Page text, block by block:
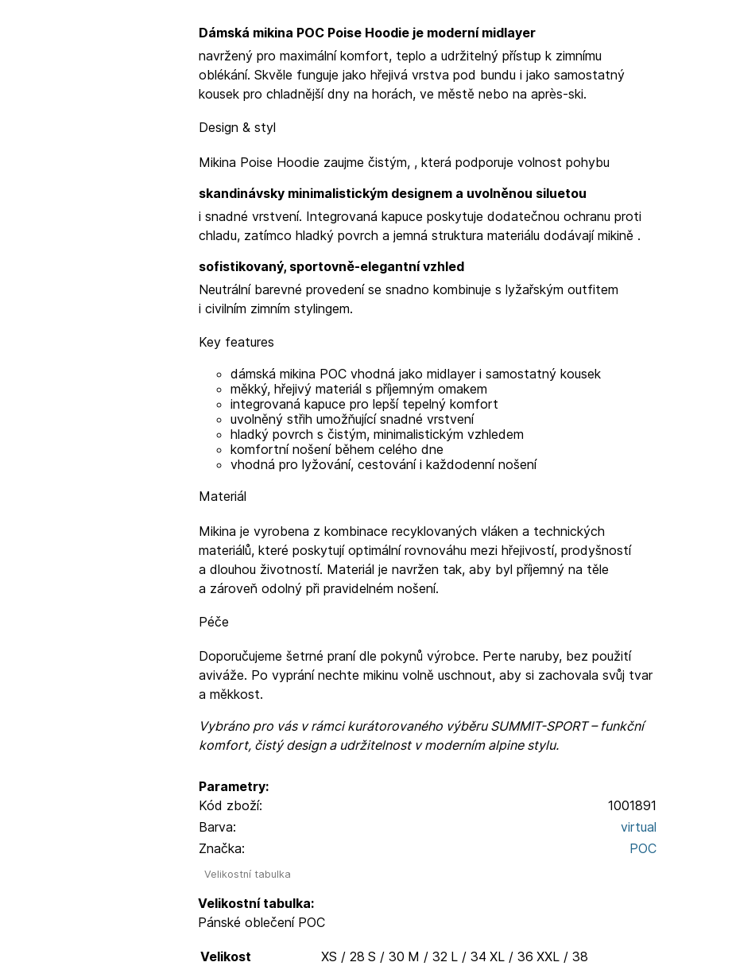
Dámská mikina POC Poise Hoodie je moderní midlayer
navržený pro maximální komfort, teplo a udržitelný přístup k zimnímu
oblékání. Skvěle funguje jako hřejivá vrstva pod bundu i jako samostatný
kousek pro chladnější dny na horách, ve městě nebo na après-ski.
Design & styl
Mikina Poise Hoodie zaujme čistým,
skandinávsky minimalistickým designem a uvolněnou siluetou
, která podporuje volnost pohybu
i snadné vrstvení. Integrovaná kapuce poskytuje dodatečnou ochranu proti
chladu, zatímco hladký povrch a jemná struktura materiálu dodávají mikině
sofistikovaný, sportovně-elegantní vzhled
.
Neutrální barevné provedení se snadno kombinuje s lyžařským outfitem
i civilním zimním stylingem.
Key features
dámská mikina POC vhodná jako midlayer i samostatný kousek
měkký, hřejivý materiál s příjemným omakem
integrovaná kapuce pro lepší tepelný komfort
uvolněný střih umožňující snadné vrstvení
hladký povrch s čistým, minimalistickým vzhledem
komfortní nošení během celého dne
vhodná pro lyžování, cestování i každodenní nošení
Materiál
Mikina je vyrobena z kombinace recyklovaných vláken a technických
materiálů, které poskytují optimální rovnováhu mezi hřejivostí, prodyšností
a dlouhou životností. Materiál je navržen tak, aby byl příjemný na těle
a zároveň odolný při pravidelném nošení.
Péče
Doporučujeme šetrné praní dle pokynů výrobce. Perte naruby, bez použití
aviváže. Po vyprání nechte mikinu volně uschnout, aby si zachovala svůj tvar
a měkkost.
Vybráno pro vás v rámci kurátorovaného výběru SUMMIT-SPORT – funkční
komfort, čistý design a udržitelnost v moderním alpine stylu.
Parametry:
Kód zboží:
1001891
Barva:
virtual
Značka:
POC
Velikostní tabulka
Velikostní tabulka:
Pánské oblečení POC
Velikost XS / 28 S / 30 M / 32 L / 34 XL / 36 XXL / 38